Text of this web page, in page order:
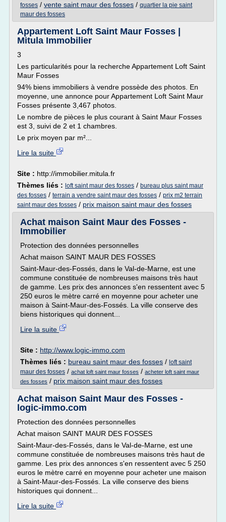
fosses / vente saint maur des fosses / quartier la pie saint
maur des fosses
Appartement Loft Saint Maur Fosses |
Mitula Immobilier
3
Les particularités pour la recherche Appartement Loft Saint
Maur Fosses
94% biens immobiliers à vendre possède des photos. En
moyenne, une annonce pour Appartement Loft Saint Maur
Fosses présente 3,467 photos.
Le nombre de pièces le plus courant à Saint Maur Fosses
est 3, suivi de 2 et 1 chambres.
Le prix moyen par m²...
Lire la suite
Site : http://immobilier.mitula.fr
Thèmes liés : loft saint maur des fosses / bureau plus saint maur
des fosses / terrain a vendre saint maur des fosses / prix m2 terrain
saint maur des fosses / prix maison saint maur des fosses
Achat maison Saint Maur des Fosses -
Immobilier
Protection des données personnelles
Achat maison SAINT MAUR DES FOSSES
Saint-Maur-des-Fossés, dans le Val-de-Marne, est une
commune constituée de nombreuses maisons très haut
de gamme. Les prix des annonces s'en ressentent avec 5
250 euros le mètre carré en moyenne pour acheter une
maison à Saint-Maur-des-Fossés. La ville conserve des
biens historiques qui donnent...
Lire la suite
Site : http://www.logic-immo.com
Thèmes liés : bureau saint maur des fosses / loft saint
maur des fosses / achat loft saint maur fosses / acheter loft saint maur
des fosses / prix maison saint maur des fosses
Achat maison Saint Maur des Fosses -
logic-immo.com
Protection des données personnelles
Achat maison SAINT MAUR DES FOSSES
Saint-Maur-des-Fossés, dans le Val-de-Marne, est une
commune constituée de nombreuses maisons très haut de
gamme. Les prix des annonces s'en ressentent avec 5 250
euros le mètre carré en moyenne pour acheter une maison
à Saint-Maur-des-Fossés. La ville conserve des biens
historiques qui donnent...
Lire la suite